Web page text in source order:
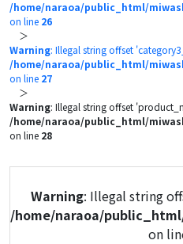
/home/naraoa/public_html/
on line 26
＞
Warning: Illegal string offset
/home/naraoa/public_html/
on line 27
＞
Warning: Illegal string offset
/home/naraoa/public_html/
on line 28
Warning: Illegal string
/home/naraoa/
on